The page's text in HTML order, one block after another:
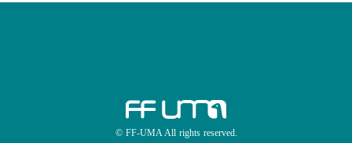
© FF-UMA All rights reserved.